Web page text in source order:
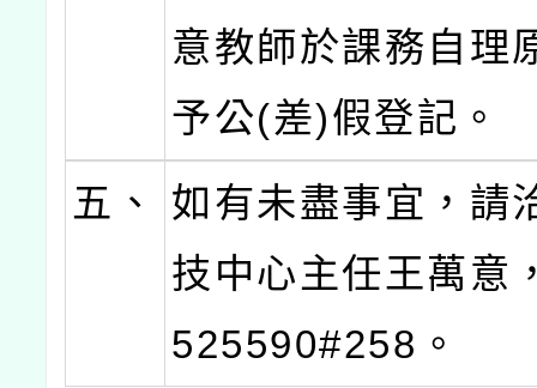
意教師於課務自理
予公(差)假登記。
五、
如有未盡事宜，請
技中心主任王萬意
525590#258。